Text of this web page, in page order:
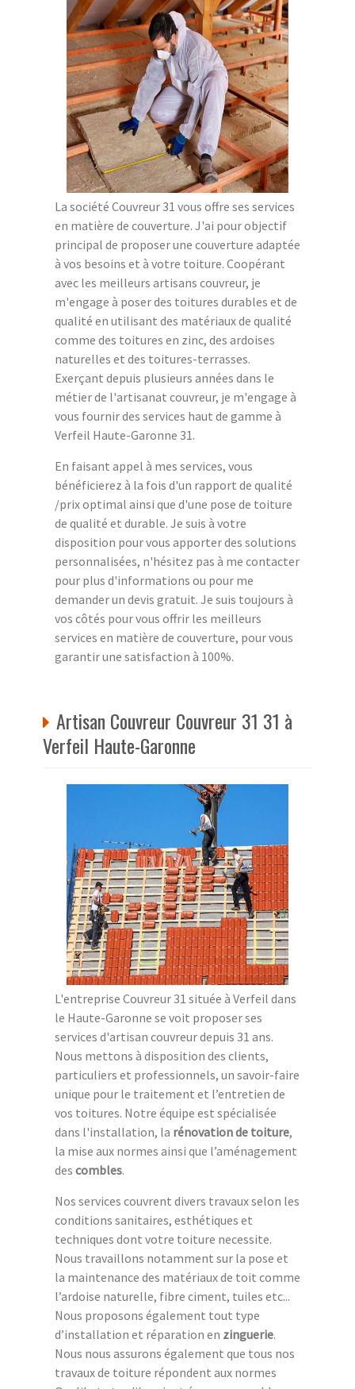
La société Couvreur 31 vous offre ses services
en matière de couverture. J'ai pour objectif
principal de proposer une couverture adaptée
à vos besoins et à votre toiture. Coopérant
avec les meilleurs artisans couvreur, je
m'engage à poser des toitures durables et de
qualité en utilisant des matériaux de qualité
comme des toitures en zinc, des ardoises
naturelles et des toitures-terrasses.
Exerçant depuis plusieurs années dans le
métier de l'artisanat couvreur, je m'engage à
vous fournir des services haut de gamme à
Verfeil Haute-Garonne 31.
En faisant appel à mes services, vous
bénéficierez à la fois d'un rapport de qualité
/prix optimal ainsi que d'une pose de toiture
de qualité et durable. Je suis à votre
disposition pour vous apporter des solutions
personnalisées, n'hésitez pas à me contacter
pour plus d'informations ou pour me
demander un devis gratuit. Je suis toujours à
vos côtés pour vous offrir les meilleurs
services en matière de couverture, pour vous
garantir une satisfaction à 100%.
Artisan Couvreur Couvreur 31 31 à
Verfeil Haute-Garonne
L'entreprise Couvreur 31 située à Verfeil dans
le Haute-Garonne se voit proposer ses
services d'artisan couvreur depuis 31 ans.
Nous mettons à disposition des clients,
particuliers et professionnels, un savoir-faire
unique pour le traitement et l’entretien de
vos toitures. Notre équipe est spécialisée
dans l'installation, la rénovation de toiture,
la mise aux normes ainsi que l’aménagement
des combles.
Nos services couvrent divers travaux selon les
conditions sanitaires, esthétiques et
techniques dont votre toiture necessite.
Nous travaillons notamment sur la pose et
la maintenance des matériaux de toit comme
l’ardoise naturelle, fibre ciment, tuiles etc...
Nous proposons également tout type
d’installation et réparation en zinguerie.
Nous nous assurons également que tous nos
travaux de toiture répondent aux normes